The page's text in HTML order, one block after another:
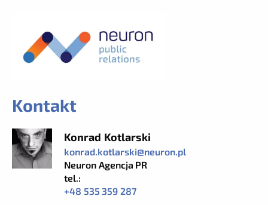
Kontakt
Konrad Kotlarski
konrad.kotlarski@neuron.pl
Neuron Agencja PR
tel.:
+48 535 359 287